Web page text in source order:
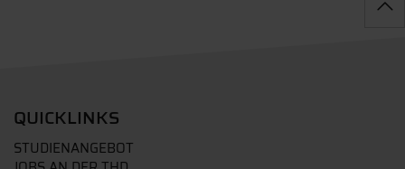
QUICKLINKS
STUDIENANGEBOT